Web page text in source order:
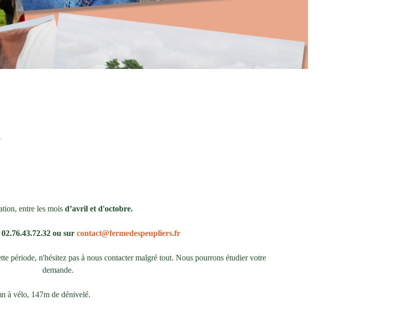
entre les mois d’avril et d'octobre.
ou sur contact@fermedespeupliers.fr
période, n'hésitez pas à nous contacter malgré tout. Nous pourrons étudier votre
demande.
à vélo, 147m de dénivelé.